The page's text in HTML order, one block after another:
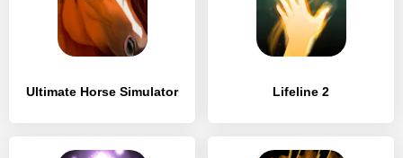
Ultimate Horse Simulator Lifeline 2